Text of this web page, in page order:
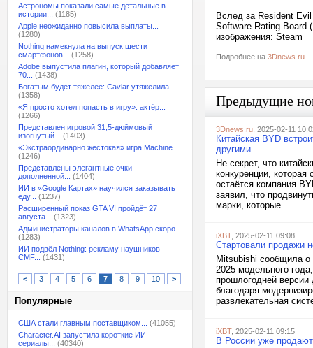
Астрономы показали самые детальные в
истории...
(1185)
Apple неожиданно повысила выплаты...
(1280)
Nothing намекнула на выпуск шести
смартфонов...
(1258)
Adobe выпустила плагин, который добавляет
70...
(1438)
Богатым будет тяжелее: Caviar утяжелила...
(1358)
«Я просто хотел попасть в игру»: актёр...
(1266)
Представлен игровой 31,5-дюймовый
изогнутый...
(1403)
«Экстраординарно жестокая» игра Machine...
(1246)
Представлены элегантные очки
дополненной...
(1404)
ИИ в «Google Картах» научился заказывать
еду...
(1237)
Расширенный показ GTA VI пройдёт 27
августа...
(1323)
Администраторы каналов в WhatsApp скоро...
(1283)
ИИ подвёл Nothing: рекламу наушников
CMF...
(1431)
< 3 4 5 6 7 8 9 10 >
Популярные
США стали главным поставщиком...
(41055)
Character.AI запустила короткие ИИ-
сериалы...
(40340)
Вслед за Resident Evil
Software Rating Board
изображения: Steam
Подробнее на 3Dnews.ru
Предыдущие
3Dnews.ru , 2025-02-11
Китайская BYD
другими
Не секрет, что
конкуренции,
остаётся компания
заявил, что
марки, которые...
iXBT, 2025-02-11 09:08
Стартовали продажи
Mitsubishi сообщила о
2025 модельного
прошлогодней
благодаря
развлекательная
iXBT, 2025-02-11 09:15
В России уже